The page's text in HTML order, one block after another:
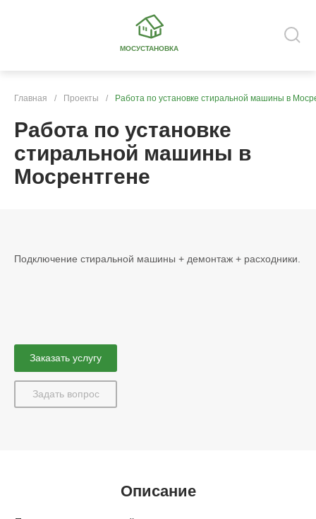
МОСУСТАНОВКА
Главная / Проекты / Работа по установке стиральной машины в
Работа по установке
стиральной машины в
Мосрентгене
Подключение стиральной машины + демонтаж + расходники.
Заказать услугу
Задать вопрос
Описание